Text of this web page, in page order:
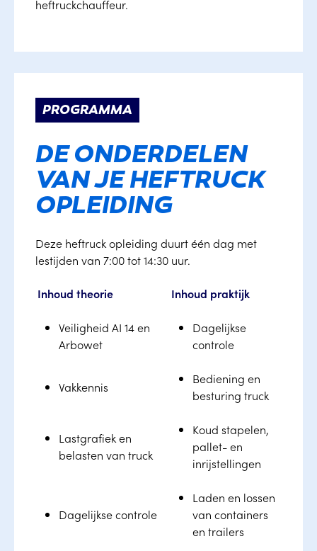
heftruckchauffeur.
PROGRAMMA
DE ONDERDELEN
VAN JE HEFTRUCK
OPLEIDING
Deze heftruck opleiding duurt één dag met
lestijden van 7:00 tot 14:30 uur.
Inhoud theorie Inhoud praktijk
Veiligheid AI 14 en
Arbowet
Dagelijkse
controle
Vakkennis
Bediening en
besturing truck
Lastgrafiek en
belasten van truck
Koud stapelen,
pallet- en
inrijstellingen
Dagelijkse controle
Laden en lossen
van containers
en trailers